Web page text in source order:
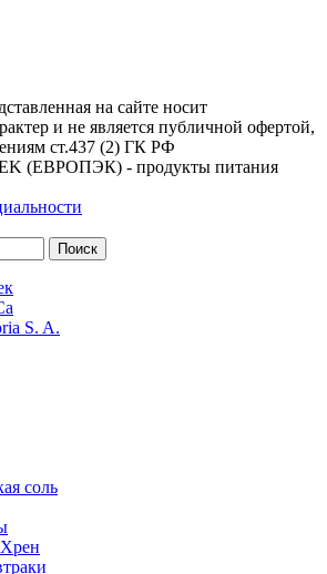
на сайте носит
и не является публичной офертой,
ст.437 (2) ГК РФ
(ЕВРОПЭК) - продукты питания
Поиск
S. A.
соль